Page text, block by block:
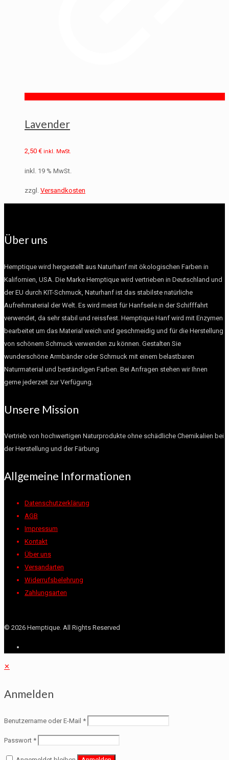
Lavender
2,50 € inkl. MwSt.
inkl. 19 % MwSt.
zzgl. Versandkosten
Über uns
Hemptique wird hergestellt aus Naturhanf mit ökologischen Farben in
Kalifornien, USA. Die Marke Hemptique wird vertrieben in Deutschland und
der EU durch KIT-Schmuck, Naturhanf ist das stabilste natürliche
Aufreihmaterial der Welt. Es wird meist für Hanfseile in der Schifffahrt
verwendet, da sehr stabil und reissfest. Hemptique Hanf wird mit Enzymen
bearbeitet um das Material weich und geschmeidig und für die Herstellung
von schönem Schmuck verwenden zu können. Gestalten Sie
wunderschöne Armbänder oder Schmuck mit einem belastbaren
Naturmaterial und beständigen Farben. Bei Anfragen stehen wir Ihnen
gerne jederzeit zur Verfügung.
Unsere Mission
Vertrieb von hochwertigen Naturprodukte ohne schädliche Chemikalien bei
der Herstellung und der Färbung
Allgemeine Informationen
Datenschutzerklärung
AGB
Impressum
Kontakt
Über uns
Versandarten
Widerrufsbelehrung
Zahlungsarten
© 2026 Hemptique. All Rights Reserved
✕
Anmelden
Benutzername oder E-Mail *
Passwort *